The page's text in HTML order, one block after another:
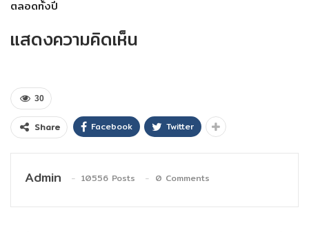
ตลอดทั้งปี
แสดงความคิดเห็น
30
Share Facebook Twitter
Admin 10556 Posts 0 Comments